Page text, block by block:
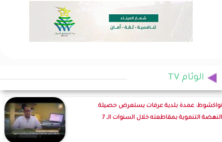
الوئام TV
نواكشوط: عمدة بلدية عرفات يستعرض حصيلة
النهضة التنموية بمقاطعته خلال السنوات الـ 7